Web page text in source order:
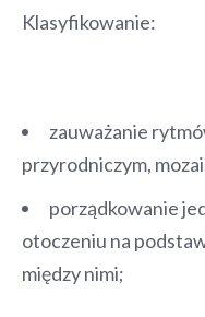
Klasyfikowanie:
zauważanie
przyrodniczym,
porządkowanie
otoczeniu na
między nimi;